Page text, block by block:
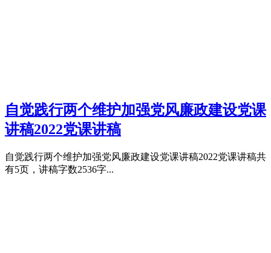
自觉践行两个维护加强党风廉政建设党课
讲稿2022党课讲稿
自觉践行两个维护加强党风廉政建设党课讲稿2022党课讲稿共
有5页，讲稿字数2536字...